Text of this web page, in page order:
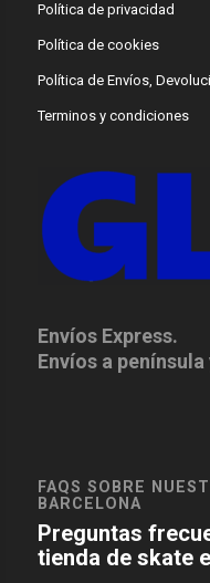
Política de privacidad
Política de cookies
Política de Envíos,
Terminos y condiciones
Envíos Express.
Envíos a
FAQS SOBRE
BARCELONA
Preguntas
tienda de skate